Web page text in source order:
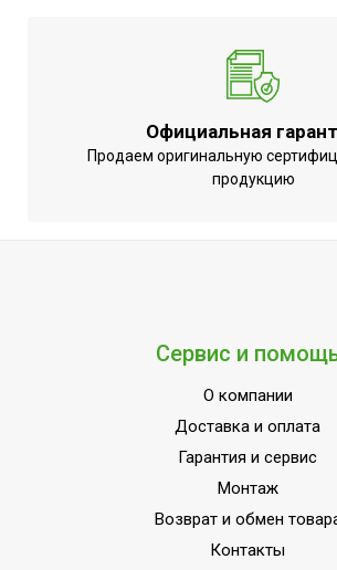
Официальная
Продаем оригинальную
продукцию
Сервис и
О компании
Доставка и оплата
Гарантия и сервис
Монтаж
Возврат и обмен
Контакты